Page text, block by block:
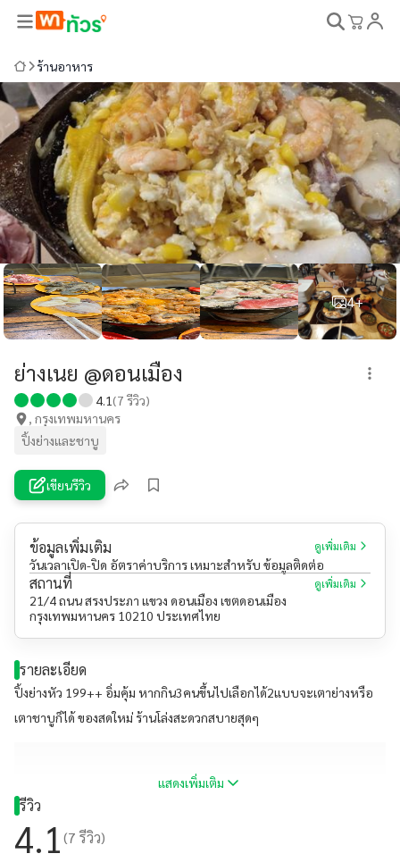
ร้านอาหาร
4+
ย่างเนย @ดอนเมือง
4.1 (7 รีวิว)
, กรุงเทพมหานคร
ปิ้งย่างและชาบู
เขียนรีวิว
ข้อมูลเพิ่มเติม ดูเพิ่มเติม
วันเวลาเปิด-ปิด อัตราค่าบริการ เหมาะสำหรับ ข้อมูลติดต่อ
สถานที่ ดูเพิ่มเติม
21/4 ถนน สรงประภา แขวง ดอนเมือง เขตดอนเมือง
กรุงเทพมหานคร 10210 ประเทศไทย
รายละเอียด
ปิ้งย่างหัว​ 199​++ อิ่มคุ้ม​ หากกิน3​คนขึ้นไปเลือกได้2​แบบจะเตาย่างหรือ
เตาชาบูก็ได้​ ของสดใหม่​ ร้านโล่งสะดวกสบายสุดๆ
แสดงเพิ่มเติม
รีวิว
4.1(7 รีวิว)